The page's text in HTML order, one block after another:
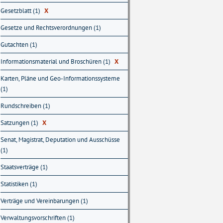
Gesetzblatt (1) X
Gesetze und Rechtsverordnungen (1)
Gutachten (1)
Informationsmaterial und Broschüren (1) X
Karten, Pläne und Geo-Informationssysteme
(1)
Rundschreiben (1)
Satzungen (1) X
Senat, Magistrat, Deputation und Ausschüsse
(1)
Staatsverträge (1)
Statistiken (1)
Verträge und Vereinbarungen (1)
Verwaltungsvorschriften (1)